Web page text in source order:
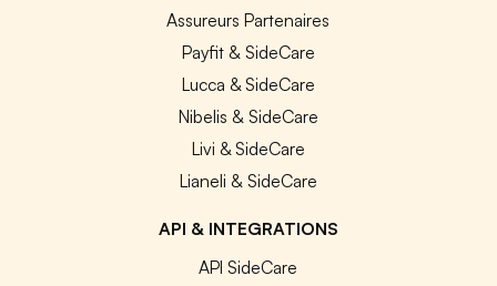
Assureurs Partenaires
Payfit & SideCare
Lucca & SideCare
Nibelis & SideCare
Livi & SideCare
Lianeli & SideCare
API & INTEGRATIONS
API SideCare